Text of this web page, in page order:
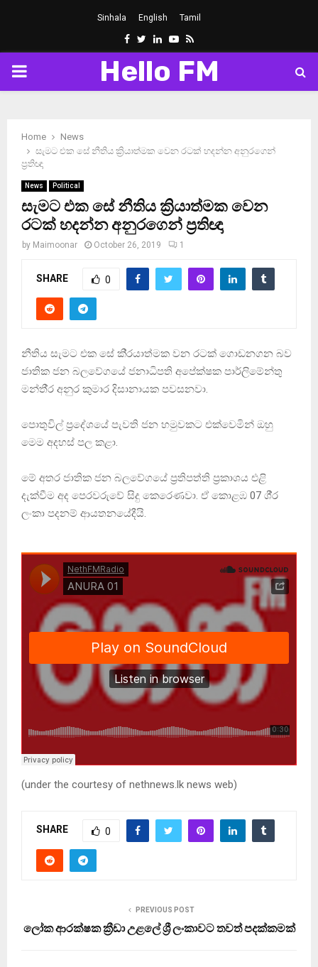
Sinhala English Tamil
Facebook
Twitter
LinkedinYoutube
Rss
PRIMARY
Hello FM
Home
News
සැමට එක සේ නීතිය ක්‍රියාත්මක වෙන රටක් හදන්න අනුරගෙන්
ප්‍රතිඥා
News Political
සැමට එක සේ නීතිය ක්‍රියාත්මක වෙන
රටක් හදන්න අනුරගෙන් ප්‍රතිඥා
by Maimoonar October 26, 2019 1
SHARE 0
නීතිය සැමට එක සේ කි‍්‍රයාත්මක වන රටක් ගොඩනගන බව
ජාතික ජන බලවේගයේ ජනාධිපති අපේක්ෂක පාර්ලිමේන්තු
මන්තී‍්‍ර අනුර කුමාර දිසානායක පවසනවා.
පොතුවිල් ප‍්‍රදේශයේ පැවති ජන හමුවකට එක්වෙමින් ඔහු
මෙම අදහස් පල කළා.
මේ අතර ජාතික ජන බලවේගයේ ප‍්‍රතිපත්ති ප‍්‍රකාශය එළි
දැක්වීම අද පෙරවරුවේ සිදු කෙරෙණවා. ඒ කොළඹ 07 ශී‍්‍ර
ලංකා පදනම් ආයතනයේදීයි.
(under the courtesy of nethnews.lk news web)
SHARE 0
PREVIOUS POST
ලෝක ආරක්ෂක ක්‍රීඩා උළලේ ශ්‍රී ලංකාවට තවත් පදක්කමක්